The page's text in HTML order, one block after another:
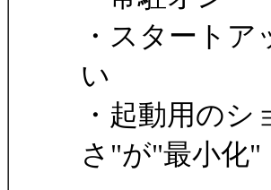
・スタート
い
・起動用の
さ"が"最小化"